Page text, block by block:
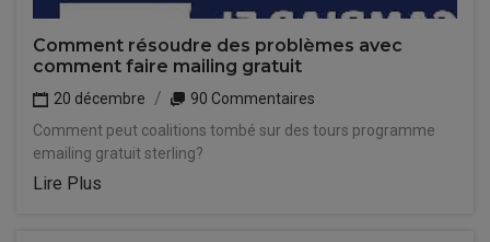
Comment résoudre des problèmes avec
comment faire mailing gratuit
20 décembre
90 Commentaires
Comment peut coalitions tombé sur des tours programme
emailing gratuit sterling?
Lire Plus